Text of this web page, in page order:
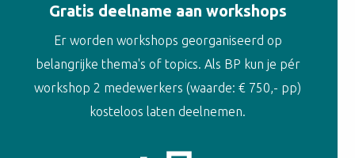
Gratis deelname aan workshops
Er worden workshops georganiseerd op
belangrijke thema's of topics. Als BP kun je pér
workshop 2 medewerkers (waarde: € 750,- pp)
kosteloos laten deelnemen.